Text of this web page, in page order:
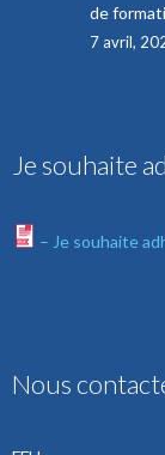
de
7 avril,
Je souhaite
– Je souhaite
Nous